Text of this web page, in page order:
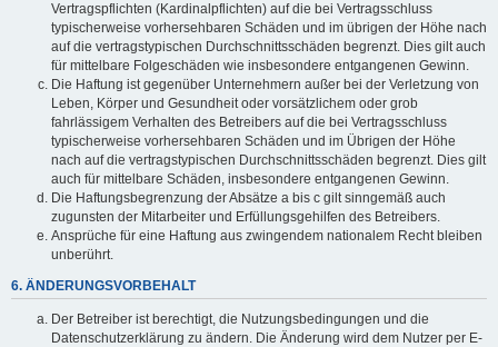
Vertragspflichten (Kardinalpflichten) auf die bei Vertragsschluss
typischerweise vorhersehbaren Schäden und im übrigen der Höhe nach
auf die vertragstypischen Durchschnittsschäden begrenzt. Dies gilt auch
für mittelbare Folgeschäden wie insbesondere entgangenen Gewinn.
Die Haftung ist gegenüber Unternehmern außer bei der Verletzung von
Leben, Körper und Gesundheit oder vorsätzlichem oder grob
fahrlässigem Verhalten des Betreibers auf die bei Vertragsschluss
typischerweise vorhersehbaren Schäden und im Übrigen der Höhe
nach auf die vertragstypischen Durchschnittsschäden begrenzt. Dies gilt
auch für mittelbare Schäden, insbesondere entgangenen Gewinn.
Die Haftungsbegrenzung der Absätze a bis c gilt sinngemäß auch
zugunsten der Mitarbeiter und Erfüllungsgehilfen des Betreibers.
Ansprüche für eine Haftung aus zwingendem nationalem Recht bleiben
unberührt.
6. ÄNDERUNGSVORBEHALT
Der Betreiber ist berechtigt, die Nutzungsbedingungen und die
Datenschutzerklärung zu ändern. Die Änderung wird dem Nutzer per E-